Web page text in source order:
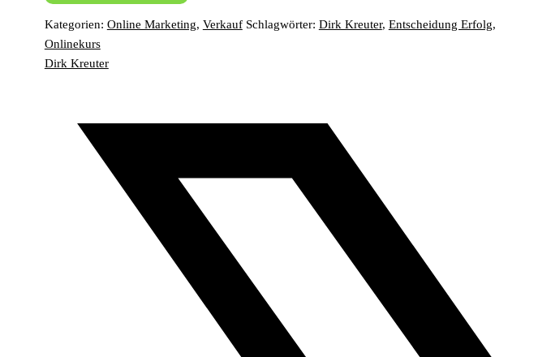
Kategorien: Online Marketing, Verkauf Schlagwörter: Dirk Kreuter, Entscheidung Erfolg,
Onlinekurs
Dirk Kreuter